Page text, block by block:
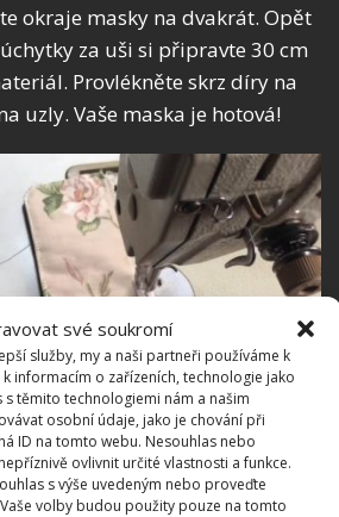
své soukromí
služby, my a naši partneři používáme k
informacím o zařízeních, technologie jako
s těmito technologiemi nám a našim
osobní údaje, jako je chování při
ID na tomto webu. Nesouhlas nebo
ovlivnit určité vlastnosti a funkce.
s výše uvedeným nebo proveďte
volby budou použity pouze na tomto
okraje masky na dvakrát. Opět
za uši si připravte 30 cm
Provlékněte skrz díry na
uzly. Vaše maska je hotová!